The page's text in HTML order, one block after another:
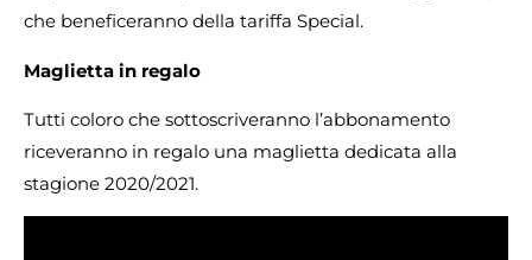
che beneficeranno della tariffa Special.
Maglietta in regalo
Tutti coloro che sottoscriveranno l’abbonamento
riceveranno in regalo una maglietta dedicata alla
stagione 2020/2021.